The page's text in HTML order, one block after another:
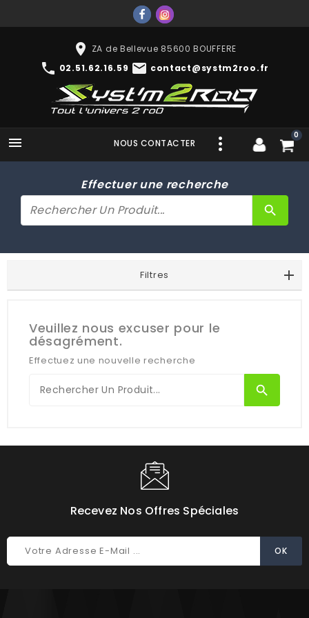
place ZA de Bellevue 85600 BOUFFERE
phone 02.51.62.16.59 mail contact@systm2roo.fr
 0
NOUS CONTACTER
Effectuer une recherche
search
Filtres
Veuillez nous excuser pour le
désagrément.
Effectuez une nouvelle recherche
search
Recevez Nos Offres Spéciales